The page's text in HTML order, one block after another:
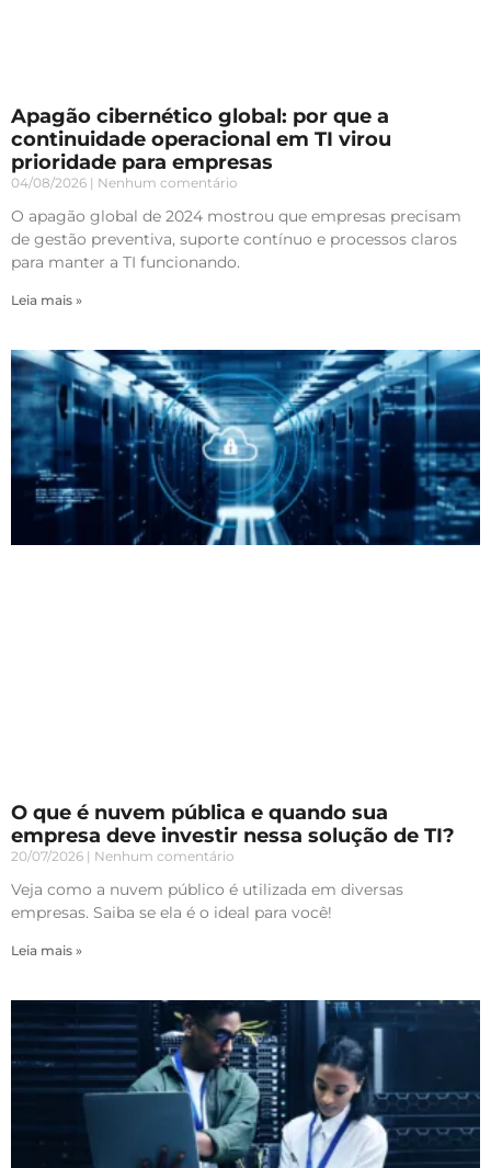
Apagão cibernético global: por que a
continuidade operacional em TI virou
prioridade para empresas
04/08/2026 Nenhum comentário
O apagão global de 2024 mostrou que empresas precisam
de gestão preventiva, suporte contínuo e processos claros
para manter a TI funcionando.
Leia mais »
O que é nuvem pública e quando sua
empresa deve investir nessa solução de TI?
20/07/2026 Nenhum comentário
Veja como a nuvem público é utilizada em diversas
empresas. Saiba se ela é o ideal para você!
Leia mais »